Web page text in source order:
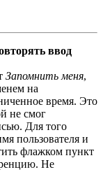
ввод
Запомнить меня,
на
время. Это
не смог
Для того
пользователя и
флажком пункт
Не